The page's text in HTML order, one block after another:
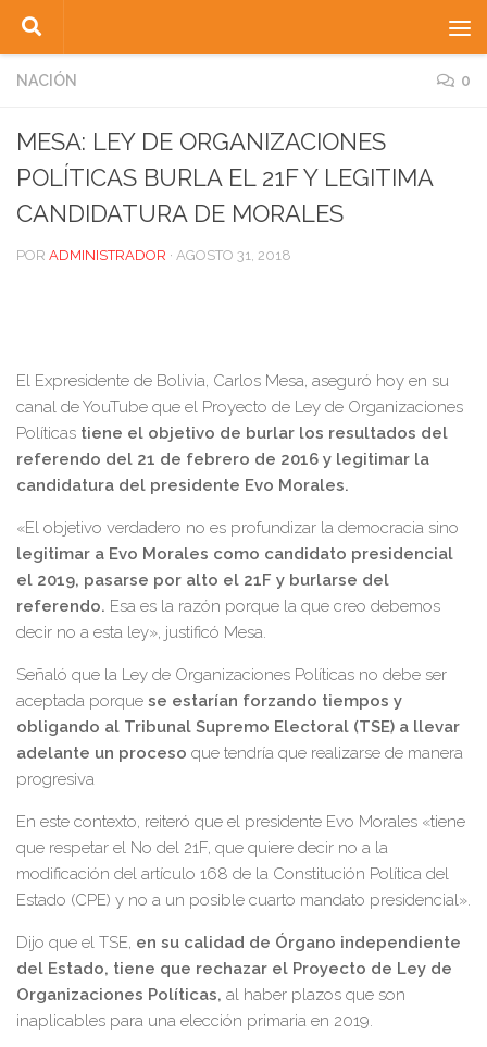
Saltar al contenido
NACIÓN 0
MESA: LEY DE ORGANIZACIONES
POLÍTICAS BURLA EL 21F Y LEGITIMA
CANDIDATURA DE MORALES
POR ADMINISTRADOR · AGOSTO 31, 2018
El Expresidente de Bolivia, Carlos Mesa, aseguró hoy en su
canal de YouTube que el Proyecto de Ley de Organizaciones
Políticas tiene el objetivo de burlar los resultados del
referendo del 21 de febrero de 2016 y legitimar la
candidatura del presidente Evo Morales.
«El objetivo verdadero no es profundizar la democracia sino
legitimar a Evo Morales como candidato presidencial
el 2019, pasarse por alto el 21F y burlarse del
referendo. Esa es la razón porque la que creo debemos
decir no a esta ley», justificó Mesa.
Señaló que la Ley de Organizaciones Políticas no debe ser
aceptada porque se estarían forzando tiempos y
obligando al Tribunal Supremo Electoral (TSE) a llevar
adelante un proceso que tendría que realizarse de manera
progresiva
En este contexto, reiteró que el presidente Evo Morales «tiene
que respetar el No del 21F, que quiere decir no a la
modificación del artículo 168 de la Constitución Política del
Estado (CPE) y no a un posible cuarto mandato presidencial».
Dijo que el TSE, en su calidad de Órgano independiente
del Estado, tiene que rechazar el Proyecto de Ley de
Organizaciones Políticas, al haber plazos que son
inaplicables para una elección primaria en 2019.